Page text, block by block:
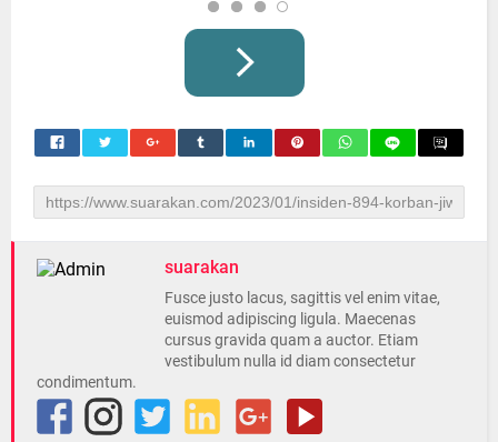
suarakan
Fusce justo lacus, sagittis vel enim vitae,
euismod adipiscing ligula. Maecenas
cursus gravida quam a auctor. Etiam
vestibulum nulla id diam consectetur
condimentum.